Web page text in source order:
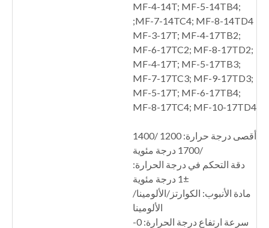
MF-4-14T; MF-5-14TB4;
MF-7-14TC4; MF-8-14TD4;
MF-3-17T; MF-4-17TB2;
MF-6-17TC2; MF-8-17TD2;
MF-4-17T; MF-5-17TB3;
MF-7-17TC3; MF-9-17TD3;
MF-5-17T; MF-6-17TB4;
MF-8-17TC4; MF-10-17TD4
أقصى درجة حرارة: 1200 /1400
/1700 درجة مئوية
دقة التحكم في درجة الحرارة:
±1 درجة مئوية
مادة الأنبوب: الكوارتز/الألومينا/
الألومينا
سرعة ارتفاع درجة الحرارة: 0-